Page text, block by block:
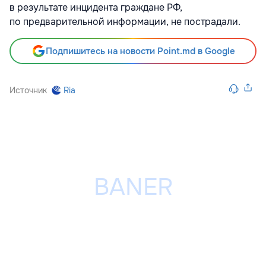
в результате инцидента граждане РФ,
по предварительной информации, не пострадали.
Подпишитесь на новости Point.md в Google
Источник Ria